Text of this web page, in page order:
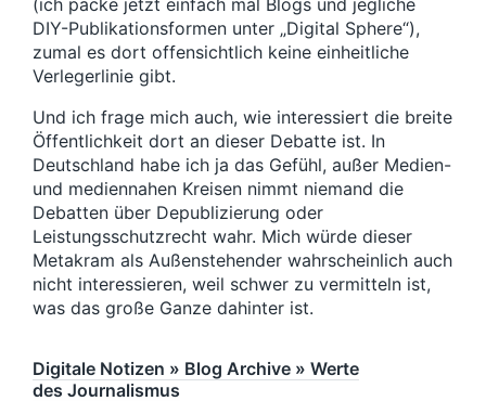
(ich packe jetzt einfach mal Blogs und jegliche
DIY-Publikationsformen unter „Digital Sphere“),
zumal es dort offensichtlich keine einheitliche
Verlegerlinie gibt.
Und ich frage mich auch, wie interessiert die breite
Öffentlichkeit dort an dieser Debatte ist. In
Deutschland habe ich ja das Gefühl, außer Medien-
und mediennahen Kreisen nimmt niemand die
Debatten über Depublizierung oder
Leistungsschutzrecht wahr. Mich würde dieser
Metakram als Außenstehender wahrscheinlich auch
nicht interessieren, weil schwer zu vermitteln ist,
was das große Ganze dahinter ist.
Digitale Notizen » Blog Archive » Werte
des Journalismus